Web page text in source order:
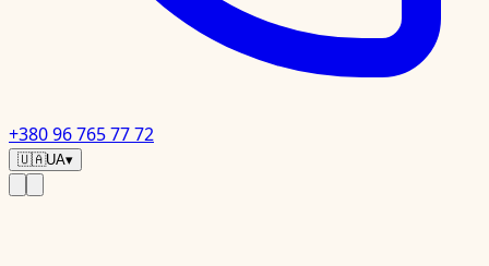
+380 96 765 77 72
🇺🇦UA▾